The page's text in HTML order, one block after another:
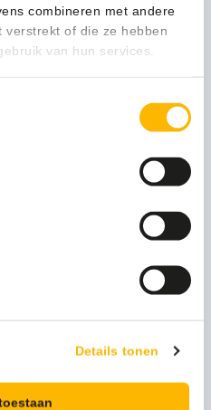
combineren met andere
verstrekt of die ze hebben
van hun services.
Details tonen
blauw – 03040440